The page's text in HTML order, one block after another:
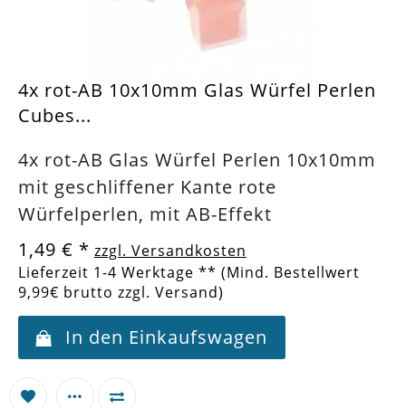
4x rot-AB 10x10mm Glas Würfel Perlen
Cubes...
4x rot-AB Glas Würfel Perlen 10x10mm
mit geschliffener Kante rote
Würfelperlen, mit AB-Effekt
1,49 € * zzgl. Versandkosten
Lieferzeit 1-4 Werktage ** (Mind. Bestellwert
9,99€ brutto zzgl. Versand)
In den Einkaufswagen